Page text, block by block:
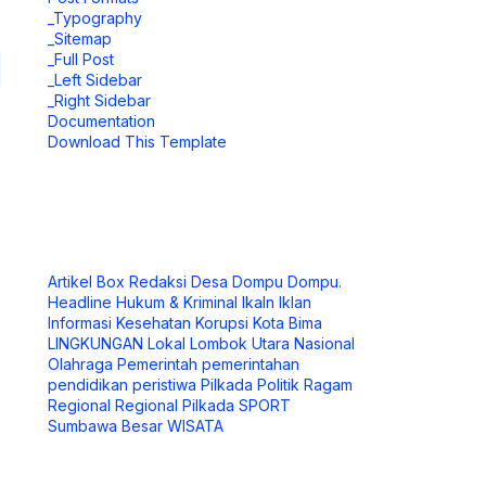
_Typography
_Sitemap
_Full Post
_Left Sidebar
_Right Sidebar
Documentation
Download This Template
Artikel Box Redaksi Desa Dompu Dompu.
Headline Hukum & Kriminal Ikaln Iklan
Informasi Kesehatan Korupsi Kota Bima
LINGKUNGAN Lokal Lombok Utara Nasional
Olahraga Pemerintah pemerintahan
pendidikan peristiwa Pilkada Politik Ragam
Regional Regional Pilkada SPORT
Sumbawa Besar WISATA